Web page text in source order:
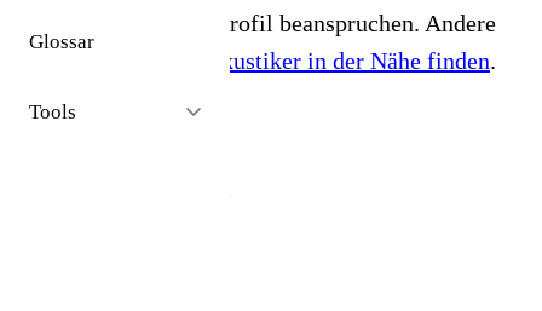
Glossar
Tools
Inhaber können ihr Profil beanspruchen. Andere
Hörakustiker in der Nähe finden.